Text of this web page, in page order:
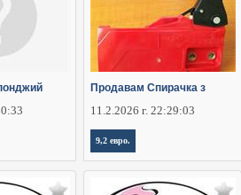
Продавам Спирачка з
11.2.2026 г. 22:29:03
9,2 евро.